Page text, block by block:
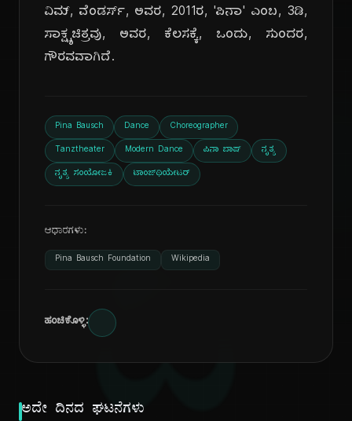
ವಿಮ್, ವೆಂಡರ್ಸ್, ಅವರ, 2011ರ, 'ಪಿನಾ' ಎಂಬ, 3ಡಿ,
ಸಾಕ್ಷ್ಯಚಿತ್ರವು, ಅವರ, ಕೆಲಸಕ್ಕೆ, ಒಂದು, ಸುಂದರ,
ಗೌರವವಾಗಿದೆ.
Pina Bausch Dance Choreographer
Tanztheater Modern Dance ಪಿನಾ ಬಾಷ್ ನೃತ್ಯ
ನೃತ್ಯ ಸಂಯೋಜಕಿ ಟಾಂಜ್‌ಥಿಯೇಟರ್
ಆಧಾರಗಳು:
Pina Bausch Foundation Wikipedia
ಹಂಚಿಕೊಳ್ಳಿ:
ಅದೇ ದಿನದ ಘಟನೆಗಳು